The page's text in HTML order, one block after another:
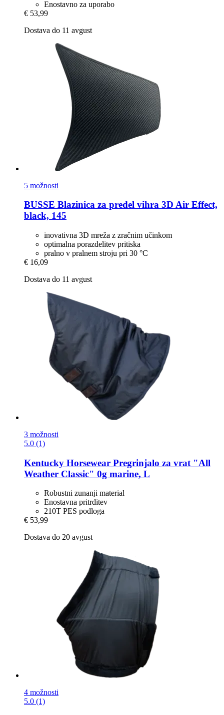
Enostavno za uporabo
€ 53,99
Dostava do 11 avgust
5 možnosti
BUSSE Blazinica za predel vihra 3D Air Effect,
black, 145
inovativna 3D mreža z zračnim učinkom
optimalna porazdelitev pritiska
pralno v pralnem stroju pri 30 °C
€ 16,09
Dostava do 11 avgust
3 možnosti
5.0 (1)
Kentucky Horsewear Pregrinjalo za vrat "All
Weather Classic" 0g marine, L
Robustni zunanji material
Enostavna pritrditev
210T PES podloga
€ 53,99
Dostava do 20 avgust
4 možnosti
5.0 (1)